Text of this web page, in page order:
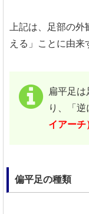
上記は、足部の外
える」ことに由来
扁平足
り、「
イアーチ
偏平足の種類